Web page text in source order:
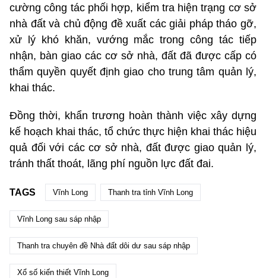
cường công tác phối hợp, kiểm tra hiện trạng cơ sở
nhà đất và chủ động đề xuất các giải pháp tháo gỡ,
xử lý khó khăn, vướng mắc trong công tác tiếp
nhận, bàn giao các cơ sở nhà, đất đã được cấp có
thẩm quyền quyết định giao cho trung tâm quản lý,
khai thác.
Đồng thời, khẩn trương hoàn thành việc xây dựng
kế hoạch khai thác, tổ chức thực hiện khai thác hiệu
quả đối với các cơ sở nhà, đất được giao quản lý,
tránh thất thoát, lãng phí nguồn lực đất đai.
TAGS Vĩnh Long Thanh tra tỉnh Vĩnh Long
Vĩnh Long sau sáp nhập
Thanh tra chuyên đề Nhà đất dôi dư sau sáp nhập
Xổ số kiến thiết Vĩnh Long